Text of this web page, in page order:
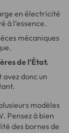
en électricité
à l’essence.
mécaniques
de l’État.
avez donc un
modèles
Pensez à bien
des bornes de